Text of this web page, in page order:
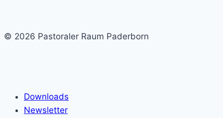
© 2026 Pastoraler Raum Paderborn
Downloads
Newsletter